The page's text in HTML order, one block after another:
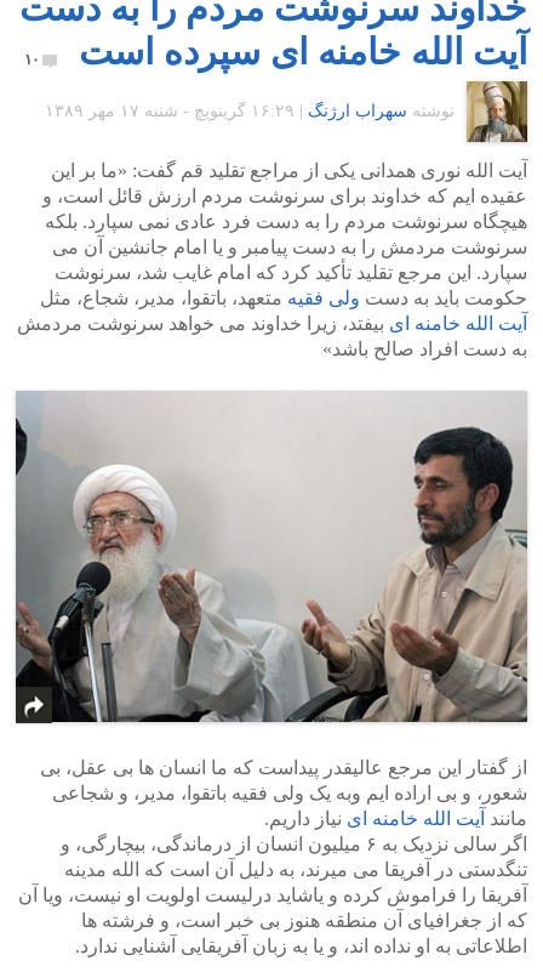
آیت الله خامنه ای سپرده است
۱۰
نوشته سهراب ارژنگ ۱۶:۲۹ گرينويچ - شنبه ۱۷ مهر ۱۳۸۹
آیت الله نوری همدانی یکی از مراجع تقلید قم گفت: «ما بر این
عقیده ایم که خداوند برای سرنوشت مردم ارزش قائل است، و
هیچگاه سرنوشت مردم را به دست فرد عادی نمی سپارد. بلکه
سرنوشت مردمش را به دست پیامبر و یا امام جانشین آن می
سپارد. این مرجع تقلید تأکید کرد که امام غایب شد، سرنوشت
حکومت باید به دست ولی فقیه متعهد، باتقوا، مدیر، شجاع، مثل
آیت الله خامنه ای بیفتد، زیرا خداوند می خواهد سرنوشت مردمش
به دست افراد صالح باشد»
از گفتار این مرجع عالیقدر پیداست که ما انسان ها بی عقل، بی
شعور، و بی اراده ایم وبه یک ولی فقیه باتقوا، مدیر، و شجاعی
مانند آیت الله خامنه ای نیاز داریم.
اگر سالی نزدیک به ۶ میلیون انسان از درماندگی، بیچارگی، و
تنگدستی در آفریقا می میرند، به دلیل آن است که الله مدینه
آفریقا را فراموش کرده و یاشاید درلیست اولویت او نیست، ویا آن
که از جغرافیای آن منطقه هنوز بی خبر است، و فرشته ها
اطلاعاتی به او نداده اند، و یا به زبان آفریقایی آشنایی ندارد.